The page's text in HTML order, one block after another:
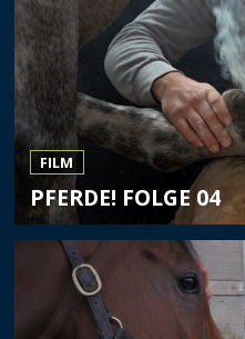
FILM
PFERDE! FOLGE 04